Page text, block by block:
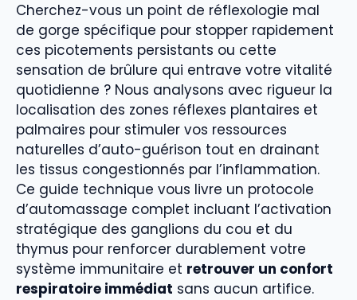
Cherchez-vous un point de réflexologie mal
de gorge spécifique pour stopper rapidement
ces picotements persistants ou cette
sensation de brûlure qui entrave votre vitalité
quotidienne ? Nous analysons avec rigueur la
localisation des zones réflexes plantaires et
palmaires pour stimuler vos ressources
naturelles d’auto-guérison tout en drainant
les tissus congestionnés par l’inflammation.
Ce guide technique vous livre un protocole
d’automassage complet incluant l’activation
stratégique des ganglions du cou et du
thymus pour renforcer durablement votre
système immunitaire et retrouver un confort
respiratoire immédiat sans aucun artifice.